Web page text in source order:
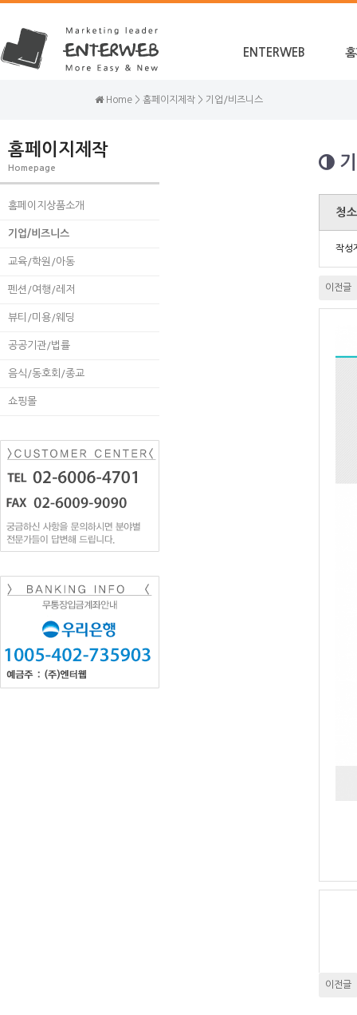
ENTERWEB
Home > 홈페이지제작 > 기업/비즈니스
홈페이지제작
Homepage
홈페이지상품소개
기업/비즈니스
교육/학원/아동
펜션/여행/레저
뷰티/미용/웨딩
공공기관/법률
음식/동호회/종교
쇼핑몰
청
작성
이전글
이전글